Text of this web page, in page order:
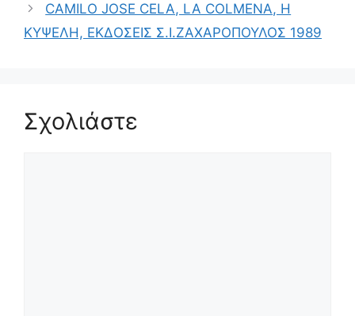
CAMILO JOSE CELA, LA COLMENA, Η
ΚΥΨΕΛΗ, ΕΚΔΟΣΕΙΣ Σ.Ι.ΖΑΧΑΡΟΠΟΥΛΟΣ 1989
Σχολιάστε